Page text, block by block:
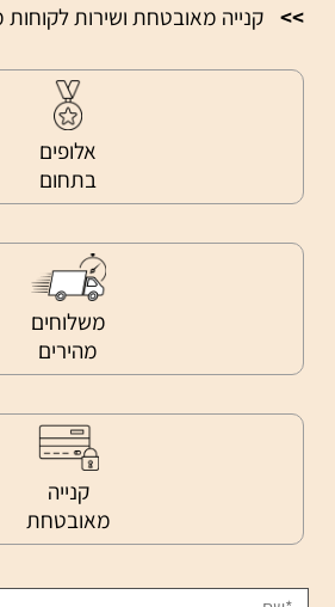
>> קנייה מאובטחת ושירות לקוחות
אלופים
בתחום
משלוחים
מהירים
קנייה
מאובטחת